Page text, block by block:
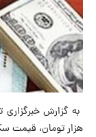
هزار تومان، قیمت سکه تمام‌بهار آزادی طرح قدیم 191